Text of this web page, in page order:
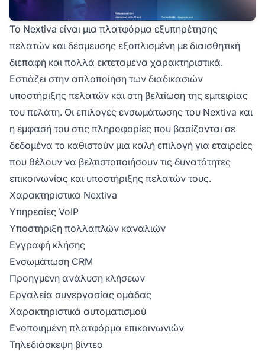
Το Nextiva είναι μια πλατφόρμα εξυπηρέτησης
πελατών και δέσμευσης εξοπλισμένη με διαισθητική
διεπαφή και πολλά εκτεταμένα χαρακτηριστικά.
Εστιάζει στην απλοποίηση των διαδικασιών
υποστήριξης πελατών και στη βελτίωση της εμπειρίας
του πελάτη. Οι επιλογές ενσωμάτωσης του Nextiva και
η έμφασή του στις πληροφορίες που βασίζονται σε
δεδομένα το καθιστούν μια καλή επιλογή για εταιρείες
που θέλουν να βελτιστοποιήσουν τις δυνατότητες
επικοινωνίας και υποστήριξης πελατών τους.
Χαρακτηριστικά Nextiva
Υπηρεσίες VoIP
Υποστήριξη πολλαπλών καναλιών
Εγγραφή κλήσης
Ενσωμάτωση CRM
Προηγμένη ανάλυση κλήσεων
Εργαλεία συνεργασίας ομάδας
Χαρακτηριστικά αυτοματισμού
Ενοποιημένη πλατφόρμα επικοινωνιών
Τηλεδιάσκεψη βίντεο